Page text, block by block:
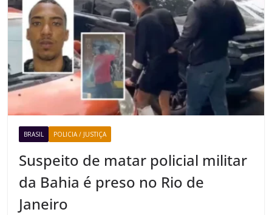
BRASIL POLICIA / JUSTIÇA
Suspeito de matar policial militar
da Bahia é preso no Rio de
Janeiro